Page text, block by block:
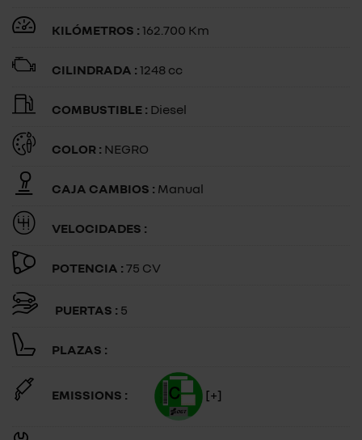
KILÓMETROS : 162.700 Km
CILINDRADA : 1248 cc
COMBUSTIBLE : Diesel
COLOR : NEGRO
CAJA CAMBIOS : Manual
VELOCIDADES :
POTENCIA : 75 CV
PUERTAS : 5
PLAZAS :
EMISSIONS : [+]